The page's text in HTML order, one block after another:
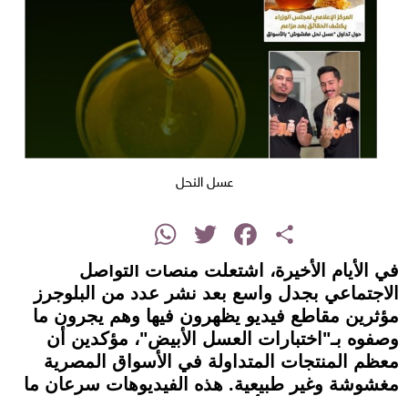
عسل النحل
Share
Facebook
Twitter
WhatsApp
في الأيام الأخيرة، اشتعلت منصات التواصل
الاجتماعي بجدل واسع بعد نشر عدد من البلوجرز
مؤثرين مقاطع فيديو يظهرون فيها وهم يجرون ما
وصفوه بـ"اختبارات العسل الأبيض"، مؤكدين أن
معظم المنتجات المتداولة في الأسواق المصرية
مغشوشة وغير طبيعية. هذه الفيديوهات سرعان ما